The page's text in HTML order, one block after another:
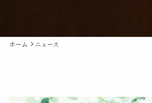
ホーム ニュース